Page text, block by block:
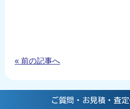
« 前の記事へ
ご質問・お見積・査定